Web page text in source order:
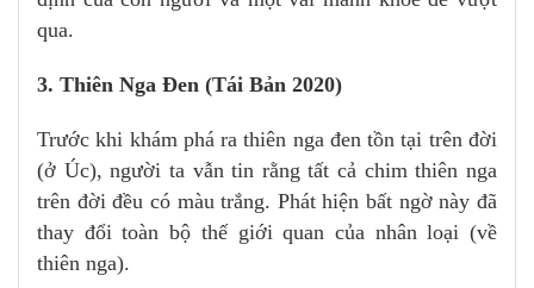
qua.
3. Thiên Nga Đen (Tái Bản 2020)
Trước khi khám phá ra thiên nga đen tồn tại trên đời
(ở Úc), người ta vẫn tin rằng tất cả chim thiên nga
trên đời đều có màu trắng. Phát hiện bất ngờ này đã
thay đổi toàn bộ thế giới quan của nhân loại (về
thiên nga).